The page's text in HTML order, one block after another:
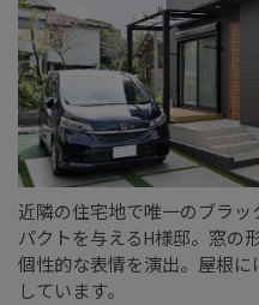
近隣の住宅地で唯一のブラ
パクトを与えるH様邸。窓の
個性的な表情を演出。屋根に
しています。